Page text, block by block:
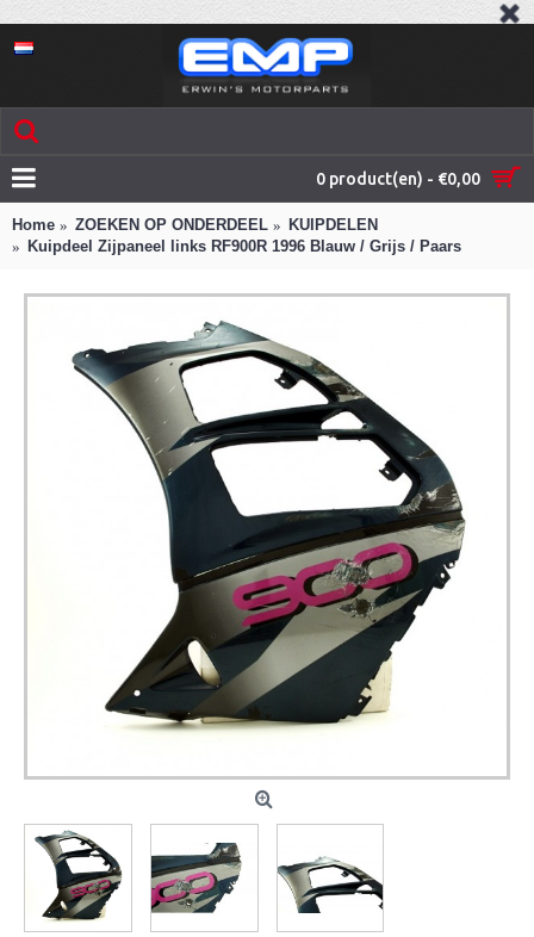
0 product(en) - €0,00
Home ZOEKEN OP ONDERDEEL
KUIPDELEN
Kuipdeel Zijpaneel links RF900R 1996 Blauw / Grijs / Paars